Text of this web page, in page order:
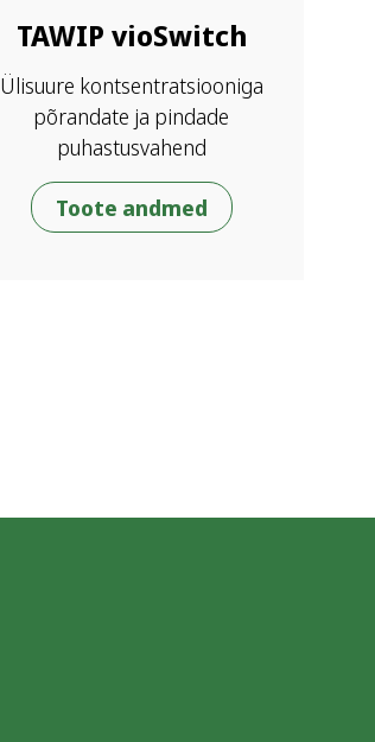
TAWIP vioSwitch
Ülisuure kontsentratsiooniga
põrandate ja pindade
puhastusvahend
Toote andmed